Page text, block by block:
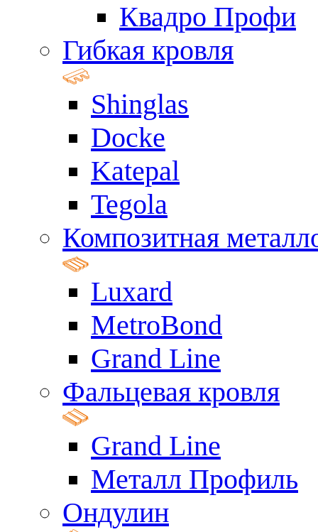
Квадро Профи
Гибкая кровля
Shinglas
Docke
Katepal
Tegola
Композитная
Luxard
MetroBond
Grand Line
Фальцевая кровля
Grand Line
Металл Профиль
Ондулин